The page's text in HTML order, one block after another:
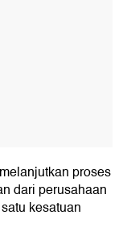
proses
dari perusahaan
kesatuan